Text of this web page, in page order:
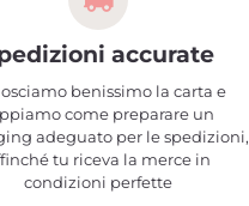
accurate
benissimo la carta e
come preparare un
adeguato per le spedizioni,
tu riceva la merce in
condizioni perfette